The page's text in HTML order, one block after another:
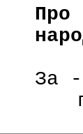
Про
За